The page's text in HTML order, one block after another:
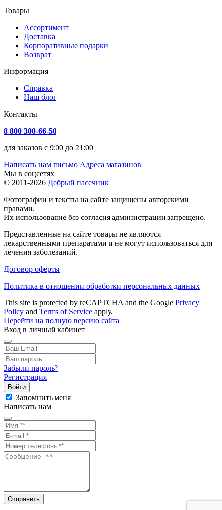
Товары
Ассортимент
Доставка
Корпоративные подарки
Возврат
Информация
Справка
Наш блог
Контакты
8 800 300-66-50
для заказов с 9:00 до 21:00
Написать нам письмо Адреса магазинов
Мы в соцсетях
© 2011-2026 Добрый пасечник
Фотографии и тексты на сайте защищены авторскими
правами.
Их использование без согласия администрации запрещено.
Представленные на сайте товары не являются
лекарственными препаратами и не могут использоваться для
лечения заболеваний.
Договор оферты
Политика в отношении обработки персональных данных
This site is protected by reCAPTCHA and the Google Privacy
Policy and Terms of Service apply.
Перейти на полную версию сайта
Вход в личный кабинет
Забыли пароль?
Регистрация
Войти
Запомнить меня
Написать нам
Отправить